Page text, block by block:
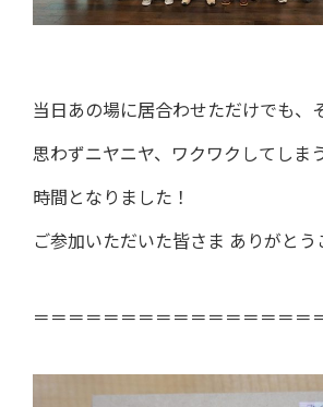
当日あの場に居合わせただけでも、
思わずニヤニヤ、ワクワクしてしま
時間となりました！
ご参加いただいた皆さま ありがとう
＝＝＝＝＝＝＝＝＝＝＝＝＝＝＝＝